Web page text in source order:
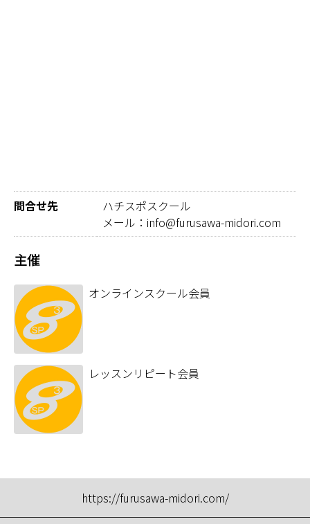
問合せ先
ハチスポスクール
メール：info@furusawa-midori.com
主催
オンラインスクール会員
レッスンリピート会員
https://furusawa-midori.com/